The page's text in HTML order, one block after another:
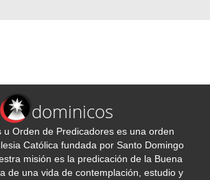
dominicos
u Orden de Predicadores es una orden
Católica fundada por Santo Domingo
misión es la predicación de la Buena
de una vida de contemplación, estudio y